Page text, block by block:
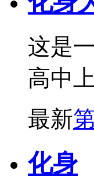
这是
高中
最新
化身